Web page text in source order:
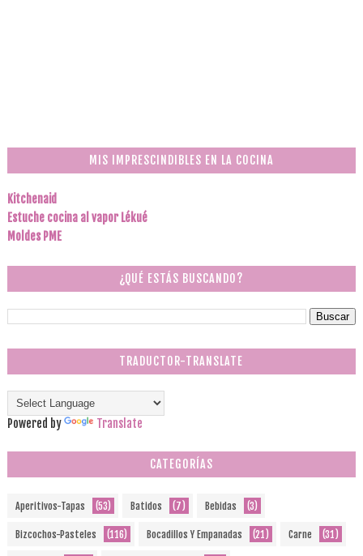
MIS IMPRESCINDIBLES EN LA COCINA
Kitchenaid
Estuche cocina al vapor Lékué
Moldes PME
¿QUÉ ESTÁS BUSCANDO?
TRADUCTOR-TRANSLATE
Powered by Translate
CATEGORÍAS
Aperitivos-Tapas (53) Batidos (7) Bebidas (3)
Bizcochos-Pasteles (116) Bocadillos Y Empanadas (21) Carne (31)